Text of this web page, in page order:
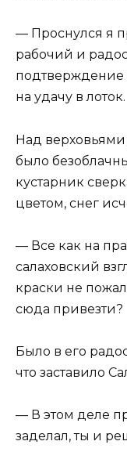
— Проснулся я
рабочий и
на удачу в лоток.
Над
было
кустарник
цветом, снег
— Все как на
салаховский
краски не
сюда привезти?
Было в его
что заставило
— В этом деле
заделал, ты и